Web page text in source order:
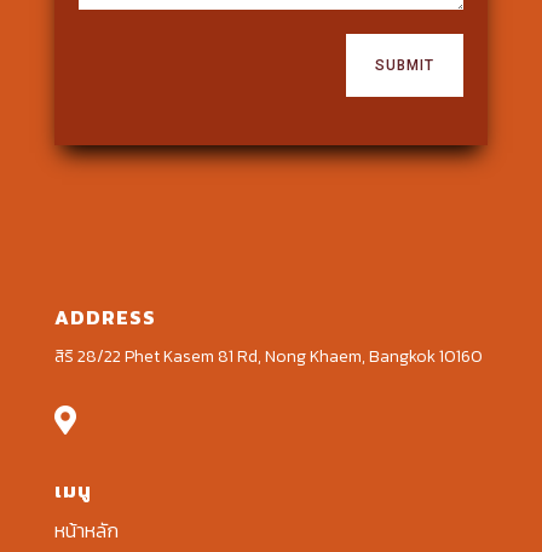
SUBMIT
ADDRESS
สิริ 28/22 Phet Kasem 81 Rd, Nong Khaem, Bangkok 10160

เมนู
หน้าหลัก